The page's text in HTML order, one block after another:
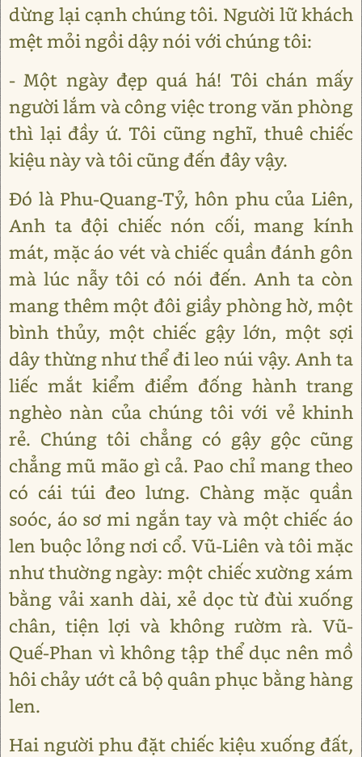
dừng lại cạnh chúng tôi. Người lữ khách
mệt mỏi ngồi dậy nói với chúng tôi:
- Một ngày đẹp quá há! Tôi chán mấy
người lắm và công việc trong văn phòng
thì lại đầy ứ. Tôi cũng nghĩ, thuê chiếc
kiệu này và tôi cũng đến đây vậy.
Đó là Phu-Quang-Tỷ, hôn phu của Liên,
Anh ta đội chiếc nón cối, mang kính
mát, mặc áo vét và chiếc quần đánh gôn
mà lúc nẫy tôi có nói đến. Anh ta còn
mang thêm một đôi giầy phòng hờ, một
bình thủy, một chiếc gậy lớn, một sợi
dây thừng như thể đi leo núi vậy. Anh ta
liếc mắt kiểm điểm đống hành trang
nghèo nàn của chúng tôi với vẻ khinh
rẻ. Chúng tôi chẳng có gậy gộc cũng
chẳng mũ mão gì cả. Pao chỉ mang theo
có cái túi đeo lưng. Chàng mặc quần
soóc, áo sơ mi ngắn tay và một chiếc áo
len buộc lỏng nơi cổ. Vũ-Liên và tôi mặc
như thường ngày: một chiếc xường xám
bằng vải xanh dài, xẻ dọc từ đùi xuống
chân, tiện lợi và không rườm rà. Vũ-
Quế-Phan vì không tập thể dục nên mồ
hôi chảy ướt cả bộ quân phục bằng hàng
len.
Hai người phu đặt chiếc kiệu xuống đất,